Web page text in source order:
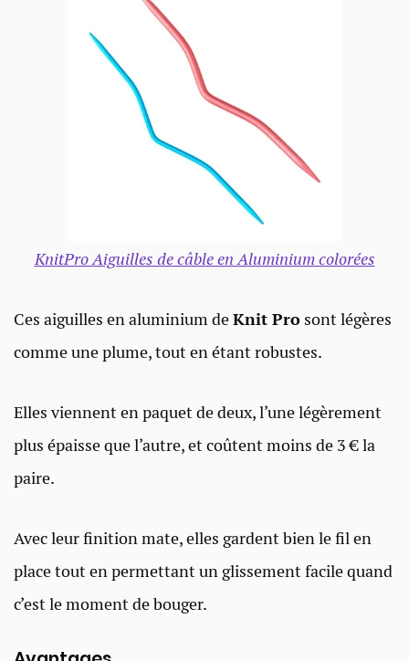
KnitPro Aiguilles de câble en Aluminium colorées
Ces aiguilles en aluminium deKnit Pro sont légères
comme une plume, tout en étant robustes.
Elles viennent en paquet de deux, l’une légèrement
plus épaisse que l’autre, et coûtent moins de 3 € la
paire.
Avec leur finition mate, elles gardent bien le fil en
place tout en permettant un glissement facile quand
c’est le moment de bouger.